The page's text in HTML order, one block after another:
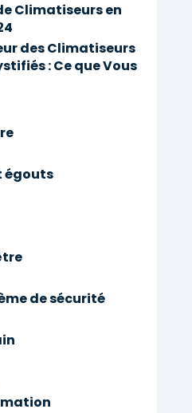
Climatiseurs en
des Climatiseurs
: Ce que Vous
égouts
de sécurité